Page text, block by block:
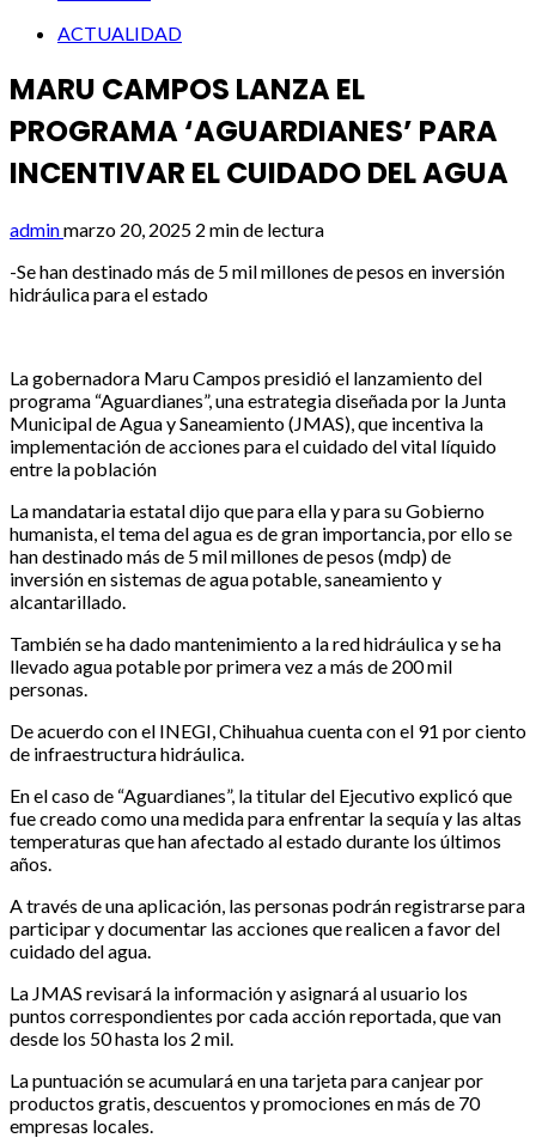
ACTUALIDAD
MARU CAMPOS LANZA EL
PROGRAMA ‘AGUARDIANES’ PARA
INCENTIVAR EL CUIDADO DEL AGUA
adminmarzo 20, 2025 2 min de lectura
-Se han destinado más de 5 mil millones de pesos en inversión
hidráulica para el estado
La gobernadora Maru Campos presidió el lanzamiento del
programa “Aguardianes”, una estrategia diseñada por la Junta
Municipal de Agua y Saneamiento (JMAS), que incentiva la
implementación de acciones para el cuidado del vital líquido
entre la población
La mandataria estatal dijo que para ella y para su Gobierno
humanista, el tema del agua es de gran importancia, por ello se
han destinado más de 5 mil millones de pesos (mdp) de
inversión en sistemas de agua potable, saneamiento y
alcantarillado.
También se ha dado mantenimiento a la red hidráulica y se ha
llevado agua potable por primera vez a más de 200 mil
personas.
De acuerdo con el INEGI, Chihuahua cuenta con el 91 por ciento
de infraestructura hidráulica.
En el caso de “Aguardianes”, la titular del Ejecutivo explicó que
fue creado como una medida para enfrentar la sequía y las altas
temperaturas que han afectado al estado durante los últimos
años.
A través de una aplicación, las personas podrán registrarse para
participar y documentar las acciones que realicen a favor del
cuidado del agua.
La JMAS revisará la información y asignará al usuario los
puntos correspondientes por cada acción reportada, que van
desde los 50 hasta los 2 mil.
La puntuación se acumulará en una tarjeta para canjear por
productos gratis, descuentos y promociones en más de 70
empresas locales.